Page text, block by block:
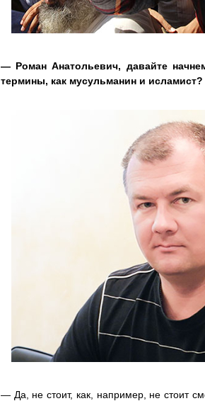
— Роман Анатольевич, давайте
термины, как мусульманин и исламист?
— Да, не стоит, как, например, не стоит